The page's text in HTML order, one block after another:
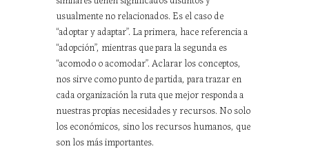
usualmente no relacionados. Es el caso de
“adoptar y adaptar”. La primera, hace referencia a
“adopción”, mientras que para la segunda es
“acomodo o acomodar”. Aclarar los conceptos,
nos sirve como punto de partida, para trazar en
cada organización la ruta que mejor responda a
nuestras propias necesidades y recursos. No solo
los económicos, sino los recursos humanos, que
son los más importantes.